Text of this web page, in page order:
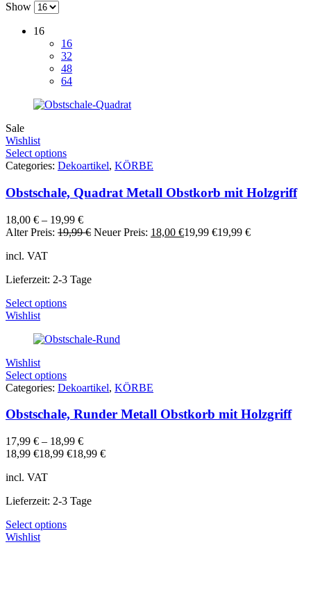
Show
16
16
32
48
64
Sale
Wishlist
Select options
Categories: Dekoartikel, KÖRBE
Obstschale, Quadrat Metall Obstkorb mit Holzgriff
18,00 € – 19,99 €
Alter Preis: 19,99€ Neuer Preis: 18,00 €19,99 €19,99 €
incl. VAT
Lieferzeit: 2-3 Tage
Select options
Wishlist
Wishlist
Select options
Categories: Dekoartikel, KÖRBE
Obstschale, Runder Metall Obstkorb mit Holzgriff
17,99 € – 18,99 €
18,99 €18,99 €18,99 €
incl. VAT
Lieferzeit: 2-3 Tage
Select options
Wishlist